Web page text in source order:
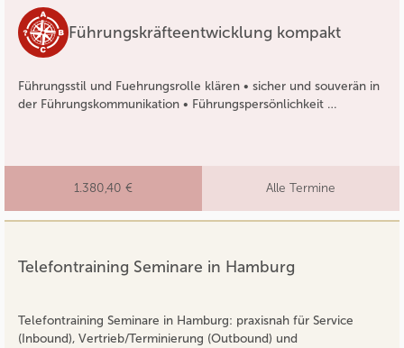
Führungskräfteentwicklung kompakt
Führungsstil und Fuehrungsrolle klären • sicher und souverän in
der Führungskommunikation • Führungspersönlichkeit …
1.380,40 € Alle Termine
Telefontraining Seminare in Hamburg
Telefontraining Seminare in Hamburg: praxisnah für Service
(Inbound), Vertrieb/Terminierung (Outbound) und